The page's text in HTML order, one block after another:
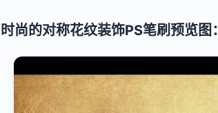
时尚的对称花纹装饰PS笔刷预览图：